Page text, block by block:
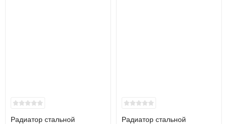
Радиатор стальной
Радиатор стальной